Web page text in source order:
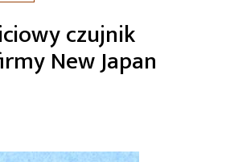
czujnik
New Japan